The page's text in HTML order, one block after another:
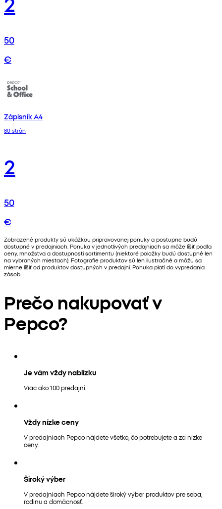
50
€
Zápisník A4
80 strán
2
50
€
Zobrazené produkty sú ukážkou pripravovanej ponuky a postupne budú
dostupné v predajniach. Ponuka v jednotlivých predajniach sa môže líšiť podľa
ceny, množstva a dostupnosti sortimentu (niektoré položky budú dostupné len
na vybraných miestach). Fotografie produktov sú len ilustračné a môžu sa
mierne líšiť od produktov dostupných v predajni. Ponuka platí do vypredania
zásob.
Prečo nakupovať v
Pepco?
Je vám vždy nablízku
Viac ako 100 predajní.
Vždy nízke ceny
V predajniach Pepco nájdete všetko, čo potrebujete a za nízke
ceny.
Široký výber
V predajniach Pepco nájdete široký výber produktov pre seba,
rodinu a domácnosť.